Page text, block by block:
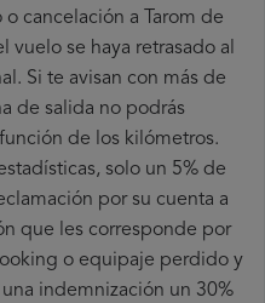
cancelación a Tarom de
vuelo se haya retrasado al
Si te avisan con más de
de salida no podrás
de los kilómetros.
solo un 5% de
por su cuenta a
que les corresponde por
o equipaje perdido y
indemnización un 30%